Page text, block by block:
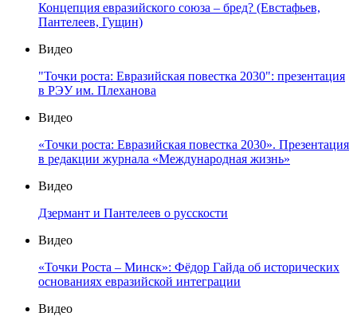
Концепция евразийского союза – бред? (Евстафьев,
Пантелеев, Гущин)
Видео
"Точки роста: Евразийская повестка 2030": презентация
в РЭУ им. Плеханова
Видео
«Точки роста: Евразийская повестка 2030». Презентация
в редакции журнала «Международная жизнь»
Видео
Дзермант и Пантелеев о русскости
Видео
«Точки Роста – Минск»: Фёдор Гайда об исторических
основаниях евразийской интеграции
Видео